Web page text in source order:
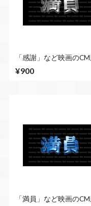
「感謝」など映画のCM
演出できる立体的な漢
種類 No.3 シルバー
¥900
「満員」など映画のCM